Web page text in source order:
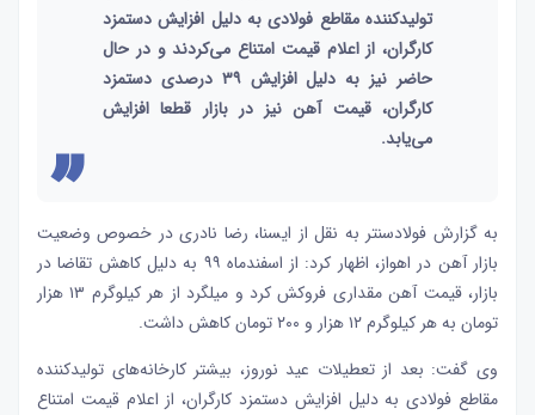
تولیدکننده مقاطع فولادی به دلیل افزایش دستمزد
کارگران، از اعلام قیمت امتناع می‌کردند و در حال
حاضر نیز به دلیل افزایش ٣٩ درصدی دستمزد
کارگران، قیمت آهن نیز در بازار قطعا افزایش
می‌یابد.
به گزارش فولادسنتر به نقل از ایسنا، رضا نادری در خصوص وضعیت
بازار آهن در اهواز، اظهار کرد: از اسفندماه ٩٩ به دلیل کاهش تقاضا در
بازار، قیمت آهن مقداری فروکش کرد و میلگرد از هر کیلوگرم ١٣ هزار
تومان به هر کیلوگرم ١٢ هزار و ٢٠٠ تومان کاهش داشت.
وی گفت: بعد از تعطیلات عید نوروز، بیشتر کارخانه‌های تولیدکننده
مقاطع فولادی به دلیل افزایش دستمزد کارگران، از اعلام قیمت امتناع